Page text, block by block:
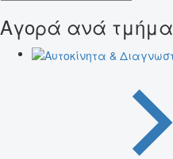
Αγορά ανά τμήμα